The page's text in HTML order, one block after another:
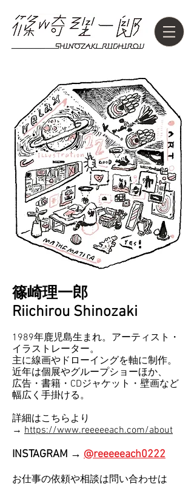
篠崎理一郎
Riichirou Shinozaki
1989年鹿児島生まれ。アーティスト・
イラストレーター。
主に線画やドローイングを軸に制作。
近年は個展やグループショーほか、
広告・書籍・CDジャケット・壁画など
幅広く手掛ける。
​詳細はこちらより
→ https://www.reeeeeach.com/about
INSTAGRAM → @reeeeeach0222
お仕事の依頼や相談は問い合わせは